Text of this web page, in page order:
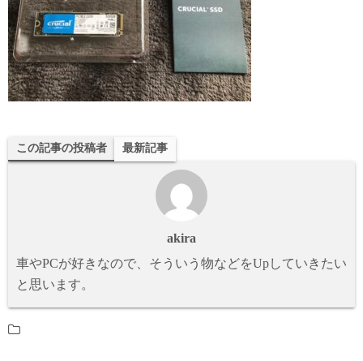
この記事の投稿者 最新記事
akira
車やPCが好きなので、そういう物などをUpしていきたい
と思います。